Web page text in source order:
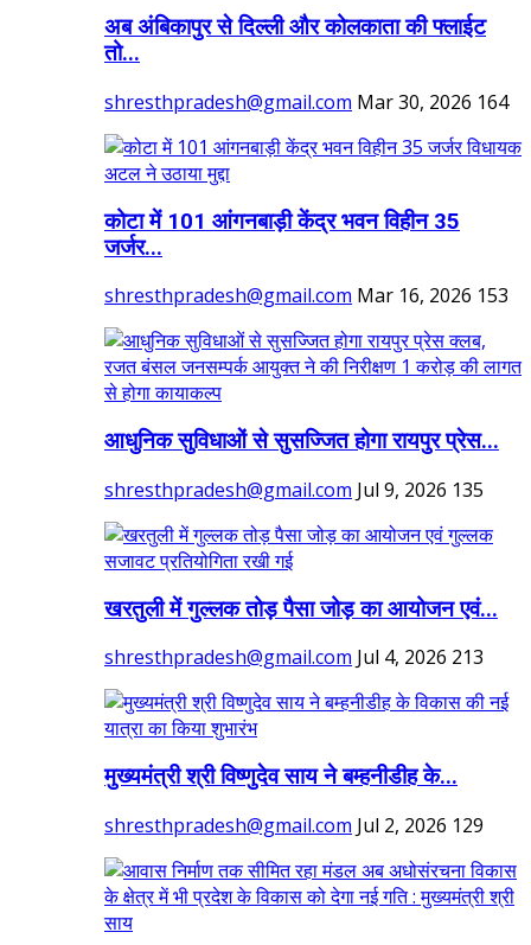
अब अंबिकापुर से दिल्ली और कोलकाता की फ्लाईट
तो...
shresthpradesh@gmail.com Mar 30, 2026 164
कोटा में 101 आंगनबाड़ी केंद्र भवन विहीन 35
जर्जर...
shresthpradesh@gmail.com Mar 16, 2026 153
आधुनिक सुविधाओं से सुसज्जित होगा रायपुर प्रेस...
shresthpradesh@gmail.com Jul 9, 2026 135
खरतुली में गुल्लक तोड़ पैसा जोड़ का आयोजन एवं...
shresthpradesh@gmail.com Jul 4, 2026 213
मुख्यमंत्री श्री विष्णुदेव साय ने बम्हनीडीह के...
shresthpradesh@gmail.com Jul 2, 2026 129